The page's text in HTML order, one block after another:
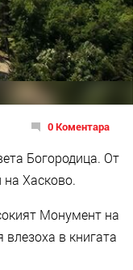
0 Коментара
Богородица. От
Хасково.
Монумент на
в книгата